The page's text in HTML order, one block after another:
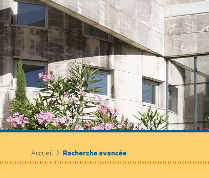
Accueil Recherche avancée